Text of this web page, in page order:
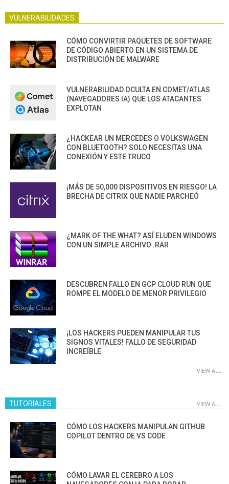
VULNERABILIDADES
CÓMO CONVIRTIR PAQUETES DE SOFTWARE
DE CÓDIGO ABIERTO EN UN SISTEMA DE
DISTRIBUCIÓN DE MALWARE
VULNERABILIDAD OCULTA EN COMET/ATLAS
(NAVEGADORES IA) QUE LOS ATACANTES
EXPLOTAN
¿HACKEAR UN MERCEDES O VOLKSWAGEN
CON BLUETOOTH? SOLO NECESITAS UNA
CONEXIÓN Y ESTE TRUCO
¡MÁS DE 50,000 DISPOSITIVOS EN RIESGO! LA
BRECHA DE CITRIX QUE NADIE PARCHEÓ
¿MARK OF THE WHAT? ASÍ ELUDEN WINDOWS
CON UN SIMPLE ARCHIVO .RAR
DESCUBREN FALLO EN GCP CLOUD RUN QUE
ROMPE EL MODELO DE MENOR PRIVILEGIO
¡LOS HACKERS PUEDEN MANIPULAR TUS
SIGNOS VITALES! FALLO DE SEGURIDAD
INCREÍBLE
VIEW ALL
TUTORIALES VIEW ALL
CÓMO LOS HACKERS MANIPULAN GITHUB
COPILOT DENTRO DE VS CODE
CÓMO LAVAR EL CEREBRO A LOS